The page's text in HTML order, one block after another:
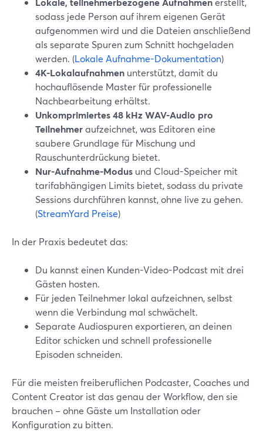
sodass jede Person auf ihrem eigenen Gerät
aufgenommen wird und die Dateien anschließend
als separate Spuren zum Schnitt hochgeladen
werden. (Lokale Aufnahme-Dokumentation)
4K-Lokalaufnahmen unterstützt, damit du
hochauflösende Master für professionelle
Nachbearbeitung erhältst.
Unkomprimiertes 48 kHz WAV-Audio pro
Teilnehmeraufzeichnet, was Editoren eine
saubere Grundlage für Mischung und
Rauschunterdrückung bietet.
Nur-Aufnahme-Modus und Cloud-Speicher mit
tarifabhängigen Limits bietet, sodass du private
Sessions durchführen kannst, ohne live zu gehen.
(StreamYard Preise)
In der Praxis bedeutet das:
Du kannst einen Kunden-Video-Podcast mit drei
Gästen hosten.
Für jeden Teilnehmer lokal aufzeichnen, selbst
wenn die Verbindung mal schwächelt.
Separate Audiospuren exportieren, an deinen
Editor schicken und schnell professionelle
Episoden schneiden.
Für die meisten freiberuflichen Podcaster, Coaches und
Content Creator ist das genau der Workflow, den sie
brauchen – ohne Gäste um Installation oder
Konfiguration zu bitten.